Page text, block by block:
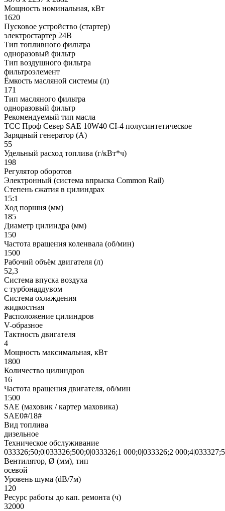
Мощность номинальная, кВт
1620
Пусковое устройство (стартер)
электростартер 24В
Тип топливного фильтра
одноразовый фильтр
Тип воздушного фильтра
фильтроэлемент
Ёмкость масляной системы (л)
171
Тип масляного фильтра
одноразовый фильтр
Рекомендуемый тип масла
ТСС Проф Север SAE 10W40 CI-4 полусинтетическое
Зарядный генератор (А)
55
Удельный расход топлива (г/кВт*ч)
198
Регулятор оборотов
Электронный (система впрыска Common Rail)
Степень сжатия в цилиндрах
15:1
Ход поршня (мм)
185
Диаметр цилиндра (мм)
150
Частота вращения коленвала (об/мин)
1500
Рабочий объём двигателя (л)
52,3
Система впуска воздуха
с турбонаддувом
Система охлаждения
жидкостная
Расположение цилиндров
V-образное
Тактность двигателя
4
Мощность максимальная, кВт
1800
Количество цилиндров
16
Частота вращения двигателя, об/мин
1500
SAE (маховик / картер маховика)
SAE0#/18#
Вид топлива
дизельное
Техническое обслуживание
033326;50;0|033326;500;0|033326;1 000;0|033326;2
Вентилятор, Ø (мм), тип
осевой
Уровень шума (dB/7м)
120
Ресурс работы до кап. ремонта (ч)
32000